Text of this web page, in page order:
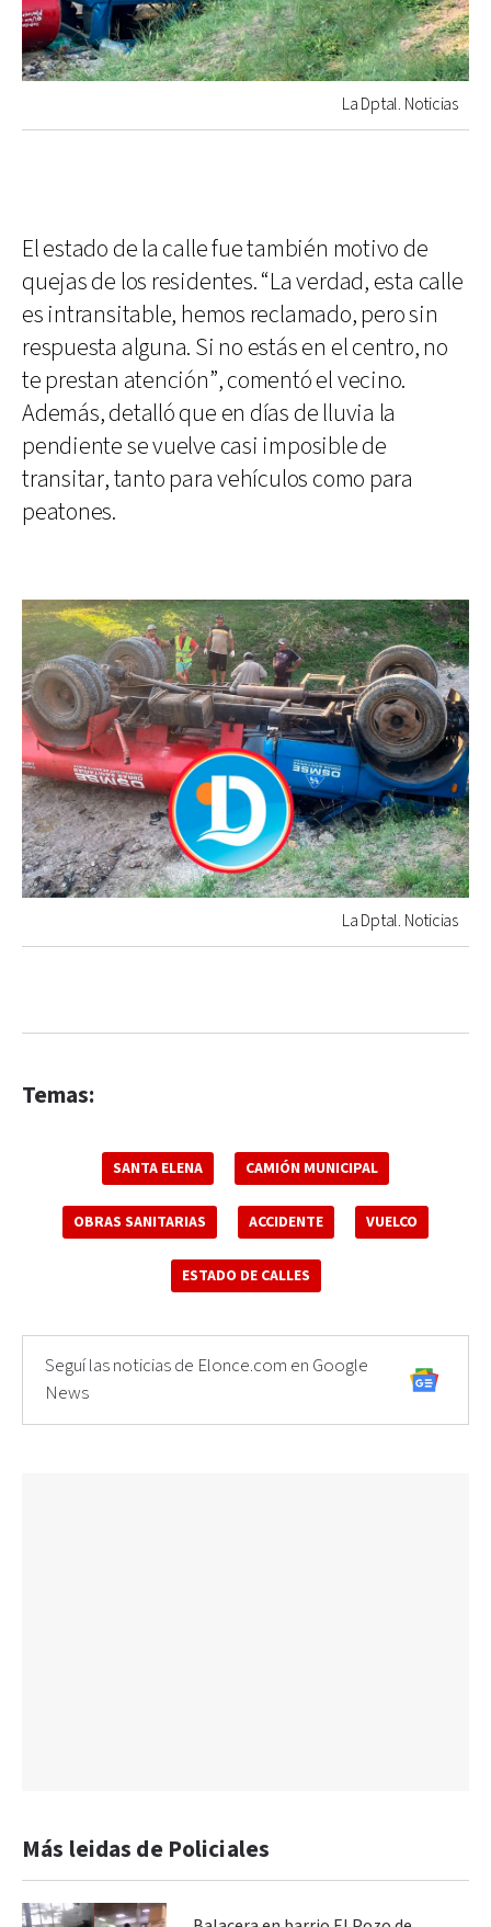
La Dptal. Noticias
El estado de la calle fue también motivo de
quejas de los residentes. “La verdad, esta calle
es intransitable, hemos reclamado, pero sin
respuesta alguna. Si no estás en el centro, no
te prestan atención”, comentó el vecino.
Además, detalló que en días de lluvia la
pendiente se vuelve casi imposible de
transitar, tanto para vehículos como para
peatones.
La Dptal. Noticias
Temas:
SANTA ELENA CAMIÓN MUNICIPAL
OBRAS SANITARIAS ACCIDENTE VUELCO
ESTADO DE CALLES
Seguí las noticias de Elonce.com en Google
News
Más leidas de Policiales